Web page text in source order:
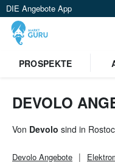
DIE Angebote App
PROSPEKTE
DEVOLO
Von Devolo sind in
Devolo Angebote